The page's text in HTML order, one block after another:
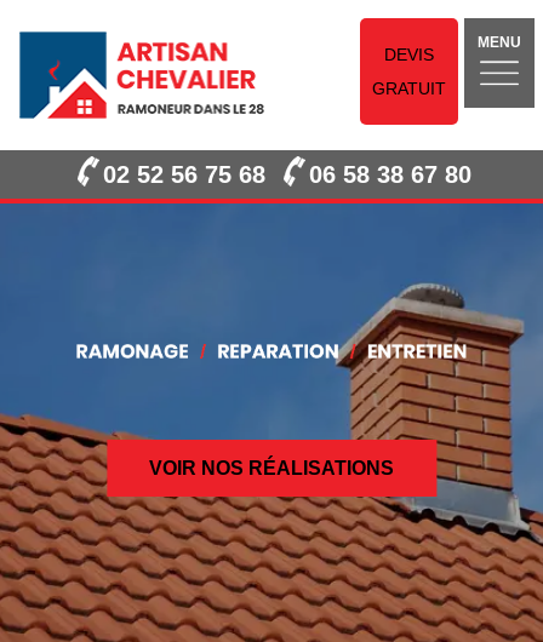
DEVIS
GRATUIT
MENU
02 52 56 75 68 06 58 38 67 80
VOIR NOS RÉALISATIONS